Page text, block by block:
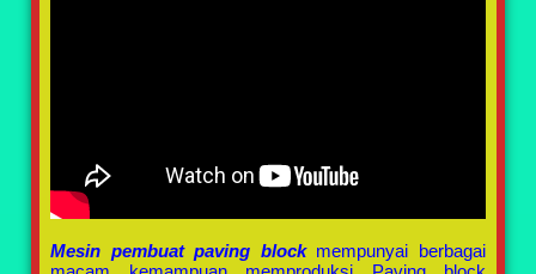
Mesin pembuat paving block mempunyai berbagai